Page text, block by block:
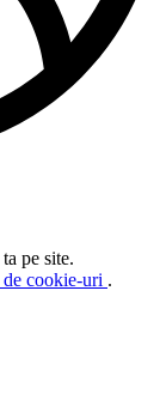
pe site.
cookie-uri .